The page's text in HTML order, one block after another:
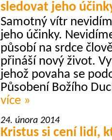
sledovat jeho
Samotný vítr
jeho účinky.
působí na srdce
přináší nový život.
jehož povaha se
Působení Božího
více »
24. února 2014
Kristus si cení lidí,